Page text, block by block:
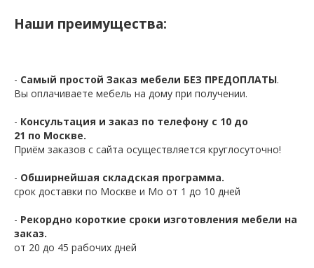
Наши преимущества:
- Самый простой Заказ мебели БЕЗ ПРЕДОПЛАТЫ.
Вы оплачиваете мебель на дому при получении.
- Консультация и заказ по телефону с 10 до
21 по Москве.
Приём заказов с сайта осуществляется круглосуточно!
- Обширнейшая складская программа.
срок доставки по Москве и Мо от 1 до 10 дней
- Рекордно короткие сроки изготовления мебели на
заказ.
от 20 до 45 рабочих дней